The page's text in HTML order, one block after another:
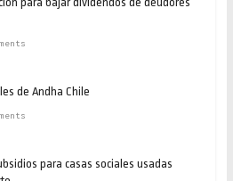
de Andha Chile
para casas sociales usadas